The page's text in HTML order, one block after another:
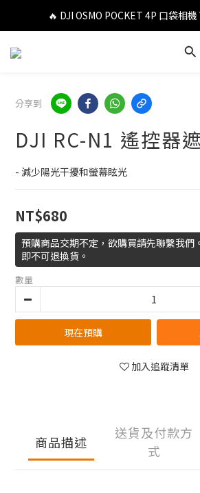
🔥 DJI OSMO POCKET 4P 口袋相
🔥 DJI OSMO POCKET 4P 口袋相
🔥 Insta360 Luna Ultra 雲台相機 \
🔥 DJI OSMO POCKET 4P 口袋相機
分享到
DJI RC-N1 遙控器
- 減少陽光干擾和螢幕眩光
NT$680
預購商品交期不定，欲購買請先聯繫我們
即不可退換貨。
數量
現在預購
加入追蹤清單
商品描述
送貨及付款方
式